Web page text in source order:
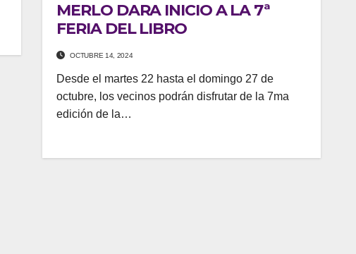
MERLO DARA INICIO A LA 7ª
FERIA DEL LIBRO
OCTUBRE 14, 2024
Desde el martes 22 hasta el domingo 27 de
octubre, los vecinos podrán disfrutar de la 7ma
edición de la…